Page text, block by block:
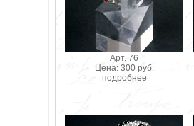
Арт. 76
Цена: 300 руб.
подробнее